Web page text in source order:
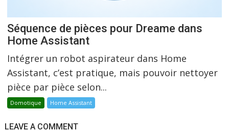
Séquence de pièces pour Dreame dans
Home Assistant
Intégrer un robot aspirateur dans Home
Assistant, c’est pratique, mais pouvoir nettoyer
pièce par pièce selon...
Domotique Home Assistant
LEAVE A COMMENT